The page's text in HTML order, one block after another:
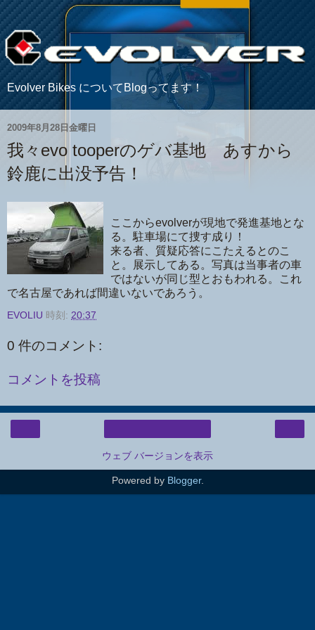
Evolver Bikes についてBlogってます！
2009年8月28日金曜日
我々evo tooperのゲバ基地 あすから
鈴鹿に出没予告！
ここからevolverが現地で発進基地とな
る。駐車場にて捜す成り！
来る者、質疑応答にこたえるとのこ
と。展示してある。写真は当事者の車
ではないが同じ型とおもわれる。これ
で名古屋であれば間違いないであろう。
EVOLIU 時刻: 20:37
0 件のコメント:
コメントを投稿
ウェブ バージョンを表示
Powered by Blogger.